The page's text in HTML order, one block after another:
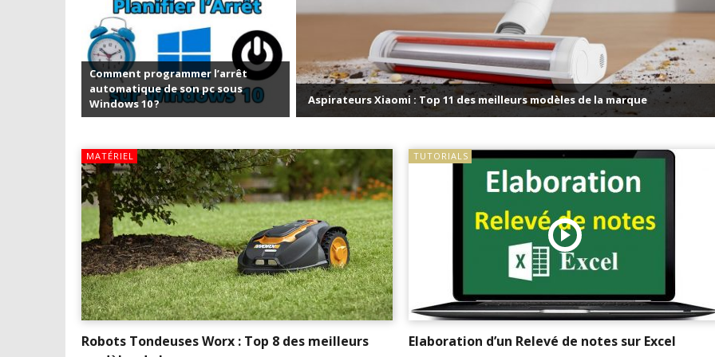
Comment programmer l’arrêt
automatique de son pc sous
Windows 10 ?
Aspirateurs Xiaomi : Top 11 des meilleurs modèles de la marque
MATÉRIEL
Robots Tondeuses Worx : Top 8 des meilleurs
TUTORIALS
Elaboration d’un Relevé de notes sur Excel